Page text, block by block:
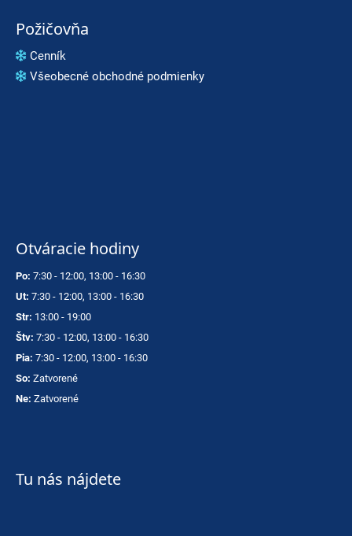
Požičovňa
Cenník
Všeobecné obchodné podmienky
Otváracie hodiny
Po: 7:30 - 12:00, 13:00 - 16:30
Ut: 7:30 - 12:00, 13:00 - 16:30
Str: 13:00 - 19:00
Štv: 7:30 - 12:00, 13:00 - 16:30
Pia: 7:30 - 12:00, 13:00 - 16:30
So: Zatvorené
Ne: Zatvorené
Tu nás nájdete